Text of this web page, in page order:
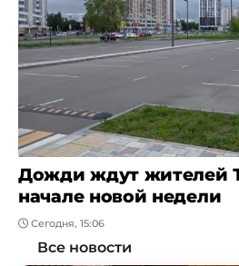
Дожди ждут жителей
начале новой недели
Сегодня, 15:06
Все новости